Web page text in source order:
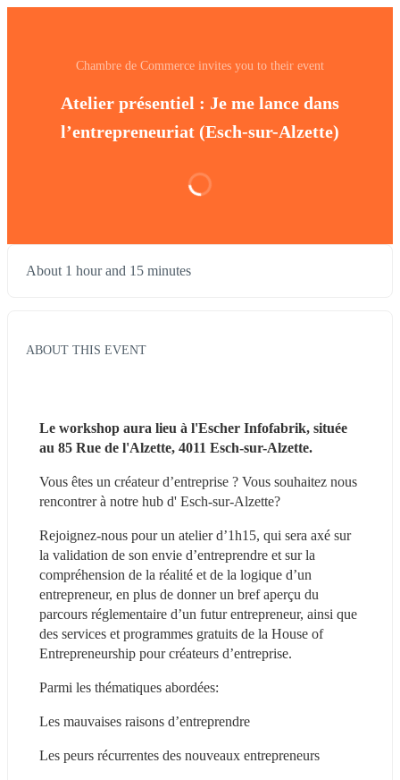
Chambre de Commerce invites you to their event
Atelier présentiel : Je me lance dans
l’entrepreneuriat (Esch-sur-Alzette)
About 1 hour and 15 minutes
ABOUT THIS EVENT
Le workshop aura lieu à l'Escher Infofabrik, située
au 85 Rue de l'Alzette, 4011 Esch-sur-Alzette.
Vous êtes un créateur d’entreprise ? Vous souhaitez nous
rencontrer à notre hub d' Esch-sur-Alzette?
Rejoignez-nous pour un atelier d’1h15, qui sera axé sur
la validation de son envie d’entreprendre et sur la
compréhension de la réalité et de la logique d’un
entrepreneur, en plus de donner un bref aperçu du
parcours réglementaire d’un futur entrepreneur, ainsi que
des services et programmes gratuits de la House of
Entrepreneurship pour créateurs d’entreprise.
Parmi les thématiques abordées:
Les mauvaises raisons d’entreprendre
Les peurs récurrentes des nouveaux entrepreneurs